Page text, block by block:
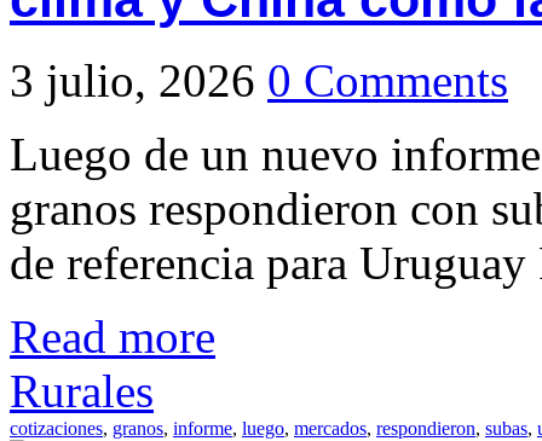
3 julio, 2026 0 Comments
Luego de un nuevo
granos respondieron con
de referencia para
Read more
Rurales
cotizaciones, granos, informe, luego, mercados, respondieron, subas,